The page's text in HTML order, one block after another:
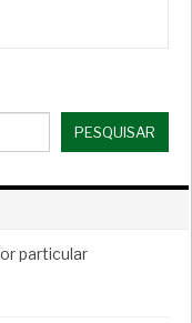
PESQUISAR
particular